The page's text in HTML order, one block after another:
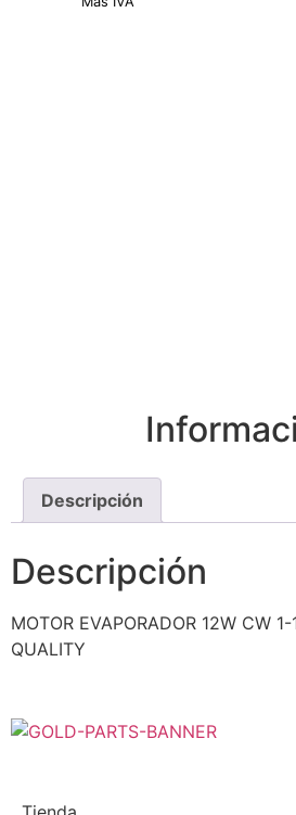
Descripción
Descripción
MOTOR EVAPORADOR 12W CW
QUALITY